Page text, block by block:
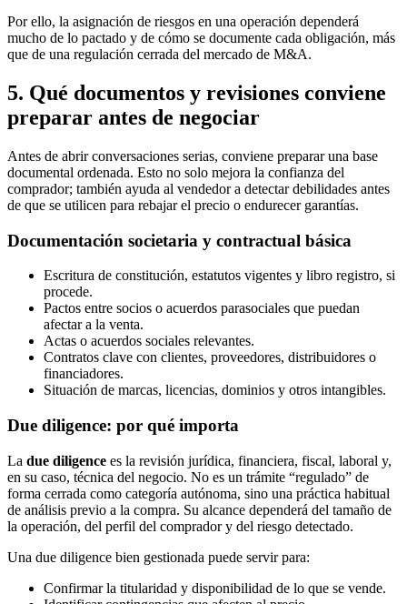
Por ello, la asignación de riesgos en una operación dependerá
mucho de lo pactado y de cómo se documente cada obligación, más
que de una regulación cerrada del mercado de M&A.
5. Qué documentos y revisiones conviene
preparar antes de negociar
Antes de abrir conversaciones serias, conviene preparar una base
documental ordenada. Esto no solo mejora la confianza del
comprador; también ayuda al vendedor a detectar debilidades antes
de que se utilicen para rebajar el precio o endurecer garantías.
Documentación societaria y contractual básica
Escritura de constitución, estatutos vigentes y libro registro, si
procede.
Pactos entre socios o acuerdos parasociales que puedan
afectar a la venta.
Actas o acuerdos sociales relevantes.
Contratos clave con clientes, proveedores, distribuidores o
financiadores.
Situación de marcas, licencias, dominios y otros intangibles.
Due diligence: por qué importa
La due diligence es la revisión jurídica, financiera, fiscal, laboral y,
en su caso, técnica del negocio. No es un trámite “regulado” de
forma cerrada como categoría autónoma, sino una práctica habitual
de análisis previo a la compra. Su alcance dependerá del tamaño de
la operación, del perfil del comprador y del riesgo detectado.
Una due diligence bien gestionada puede servir para:
Confirmar la titularidad y disponibilidad de lo que se vende.